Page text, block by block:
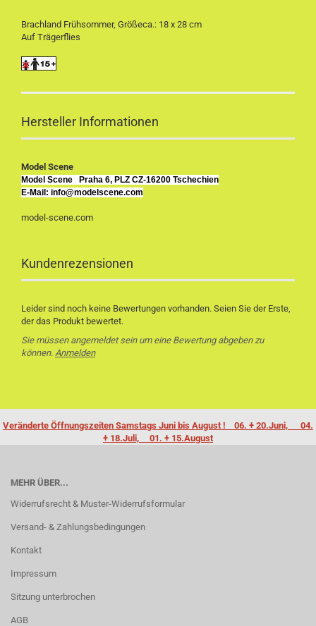
Brachland Frühsommer, Größeca.: 18 x 28 cm
Auf Trägerflies
Hersteller Informationen
Model Scene
Model Scene
Praha 6, PLZ CZ-16200 Tschechien
E-Mail: info@modelscene.com
model-scene.com
Kundenrezensionen
Leider sind noch keine Bewertungen vorhanden. Seien Sie der Erste,
der das Produkt bewertet.
Sie müssen angemeldet sein um eine Bewertung abgeben zu
können. Anmelden
Veränderte Öffnungszeiten Samstags Juni bis August ! 06. + 20.Juni, 04.
+ 18.Juli, 01. + 15.August
MEHR ÜBER...
Widerrufsrecht & Muster-Widerrufsformular
Versand- & Zahlungsbedingungen
Kontakt
Impressum
Sitzung unterbrochen
AGB